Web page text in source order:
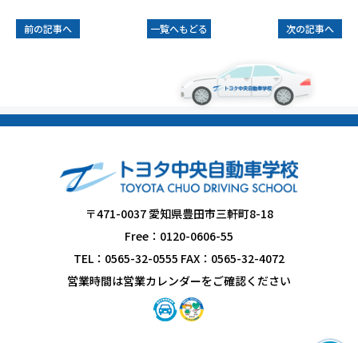
前の記事へ 一覧へもどる 次の記事へ
〒471-0037 愛知県豊田市三軒町8-18
Free：0120-0606-55
TEL：0565-32-0555 FAX：0565-32-4072
営業時間は営業カレンダーをご確認ください